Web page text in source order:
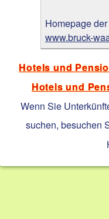
Homepage
www.bruck-
Hotels und
Hotels und
Wenn Sie
suchen, besuchen